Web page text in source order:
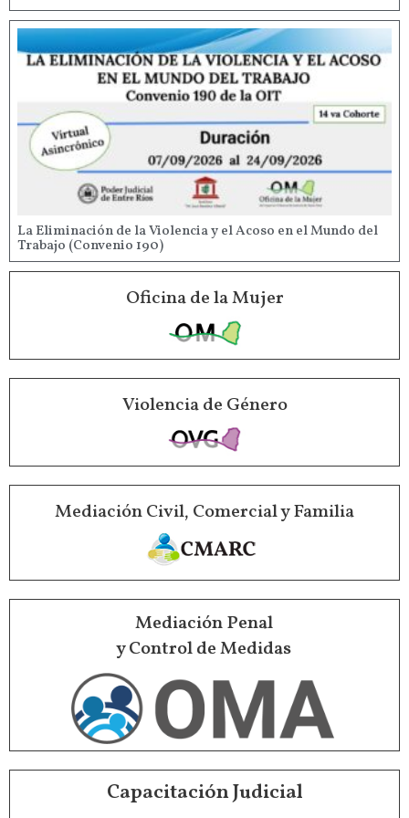
La Eliminación de la Violencia y el Acoso en el Mundo del
Trabajo (Convenio 190)
Oficina de la Mujer
Violencia de Género
Mediación Civil, Comercial y Familia
Mediación Penal
y Control de Medidas
Capacitación Judicial